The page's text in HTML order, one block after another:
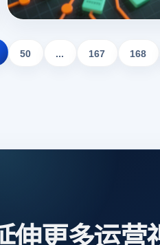
50 ... 167 168
伸更多运营